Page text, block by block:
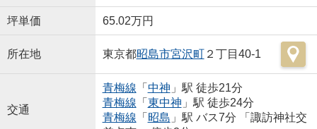
坪単価 65.02万円
所在地 東京都昭島市宮沢町２丁目40-1
交通
青梅線 「 中神 」駅 徒歩21分
青梅線 「 東中神 」駅 徒歩24分
青梅線 「 昭島 」駅 バス7分 「諏訪神社交